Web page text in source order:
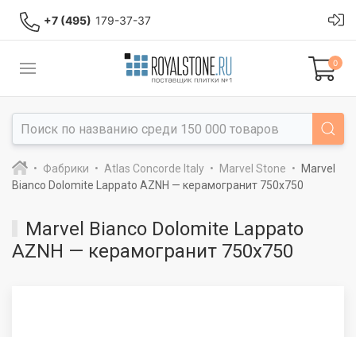
+7 (495) 179-37-37
0
Фабрики Atlas Concorde Italy Marvel Stone
Marvel
Bianco Dolomite Lappato AZNH — керамогранит 750x750
Marvel Bianco Dolomite Lappato
AZNH — керамогранит 750x750